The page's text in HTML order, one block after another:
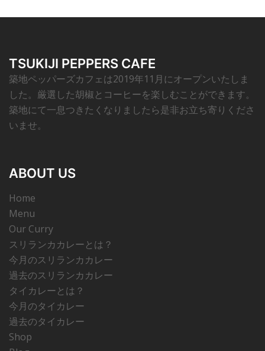
TSUKIJI PEPPERS CAFE
築地ペッパーズカフェは2019年11月にオープンいたしま
した。厳選した胡椒とコーヒーを楽しむことができます。
築地にて一息つきたくなりましたら是非お立ち寄りくださ
いませ。
ABOUT US
Home
Menu
Our Curry
スリランカカレーとは？
今月のスリランカカレー
過去のスリランカカレー
タイカレーとは？
今月のタイカレー
過去のタイカレー
Shop